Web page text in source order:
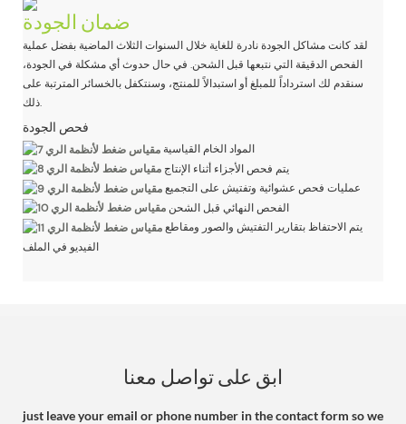
ضمان الجودة
لقد كانت مشاكل الجودة نادرة للغاية خلال السنوات الثلاث الماضية بفضل عملية
الفحص الدقيقة التي نتبعها قبل الشحن. في حال حدوث أي مشكلة في الجودة،
سنقدم لك استرداداً للمبلغ أو استبدالاً للمنتج، وسنتكفل بالخسائر المترتبة على
ذلك.
فحص الجودة
المواد الخام القياسية
يتم فحص الأجزاء أثناء الإنتاج
عمليات فحص عشوائية وتفتيش على التجميع
الفحص النهائي قبل الشحن
يتم الاحتفاظ بتقارير التفتيش والصور ومقاطع
الفيديو في الملف
ابق على تواصل معنا
just leave your email or phone number in the contact form so we